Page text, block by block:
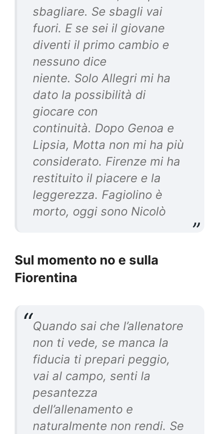
sbagliare. Se sbagli vai
fuori. E se sei il giovane
diventi il primo cambio e
nessuno dice
niente. Solo Allegri mi ha
dato la possibilità di
giocare con
continuità. Dopo Genoa e
Lipsia, Motta non mi ha più
considerato. Firenze mi ha
restituito il piacere e la
leggerezza. Fagiolino è
morto, oggi sono Nicolò
Sul momento no e sulla
Fiorentina
Quando sai che l’allenatore
non ti vede, se manca la
fiducia ti prepari peggio,
vai al campo, senti la
pesantezza
dell’allenamento e
naturalmente non rendi. Se